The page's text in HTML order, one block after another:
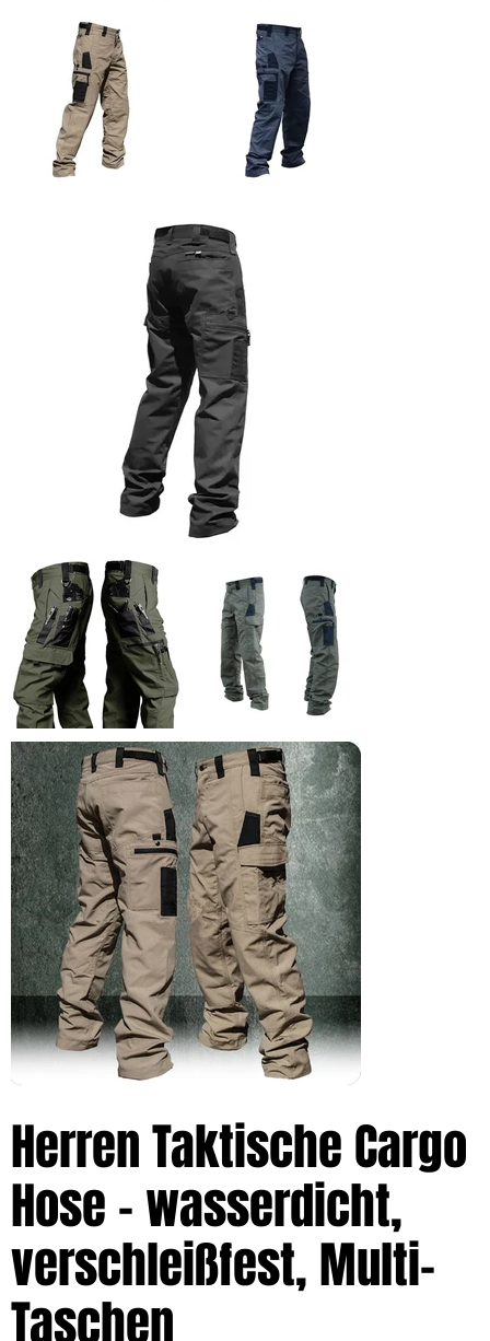
Herren Taktische Cargo
Hose – wasserdicht,
verschleißfest, Multi-
Taschen